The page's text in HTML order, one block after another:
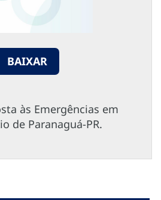
BAIXAR
às Emergências em
de Paranaguá-PR.